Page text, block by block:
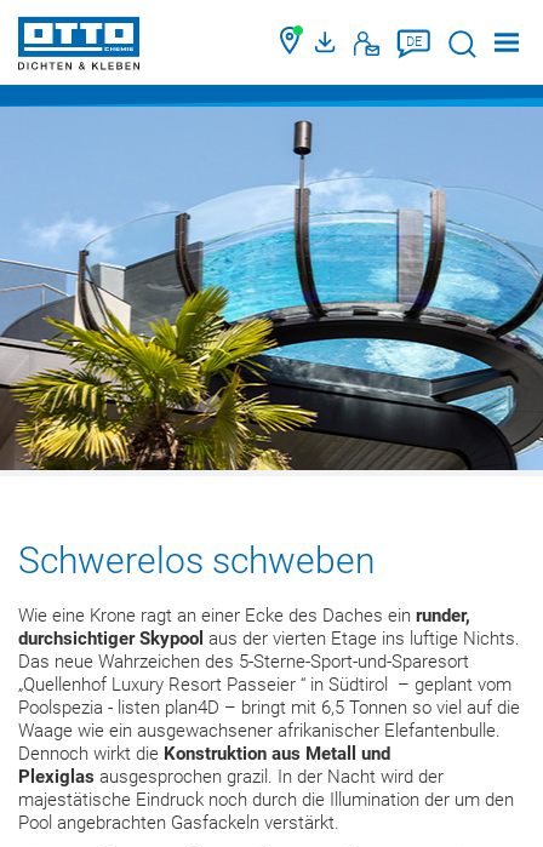
DE Suche
Schwerelos schweben
Wie eine Krone ragt an einer Ecke des Daches ein runder,
durchsichtiger Skypool aus der vierten Etage ins luftige Nichts.
Das neue Wahrzeichen des 5-Sterne-Sport-und-Sparesort
„Quellenhof Luxury Resort Passeier “ in Südtirol – geplant vom
Poolspezia - listen plan4D – bringt mit 6,5 Tonnen so viel auf die
Waage wie ein ausgewachsener afrikanischer Elefantenbulle.
Dennoch wirkt die Konstruktion aus Metall und
Plexiglas ausgesprochen grazil. In der Nacht wird der
majestätische Eindruck noch durch die Illumination der um den
Pool angebrachten Gasfackeln verstärkt.